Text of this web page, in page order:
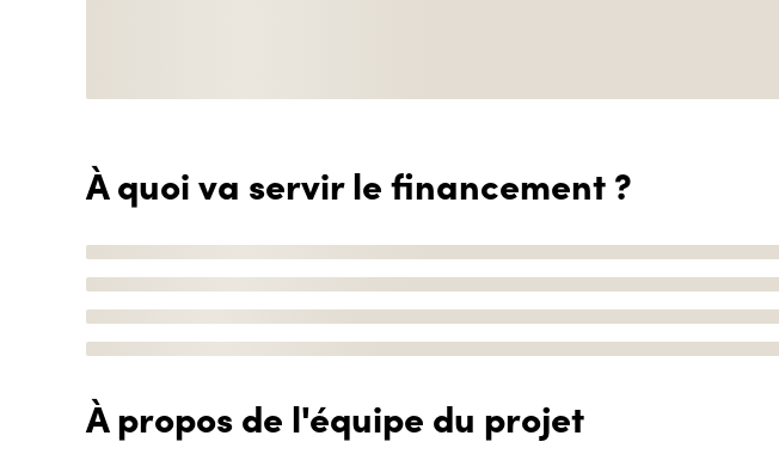
À quoi va servir le financement ?
À propos de l'équipe du projet